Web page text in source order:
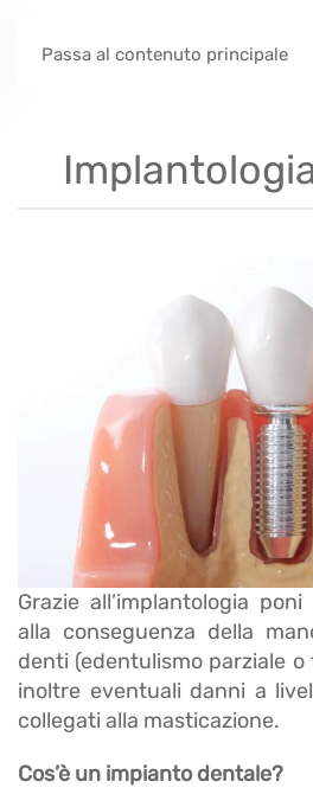
Passa al contenuto principale
Grazie all’implantologia
alla conseguenza della
denti (edentulismo parziale
inoltre eventuali danni a
collegati alla masticazione.
Cos’è un impianto dentale?